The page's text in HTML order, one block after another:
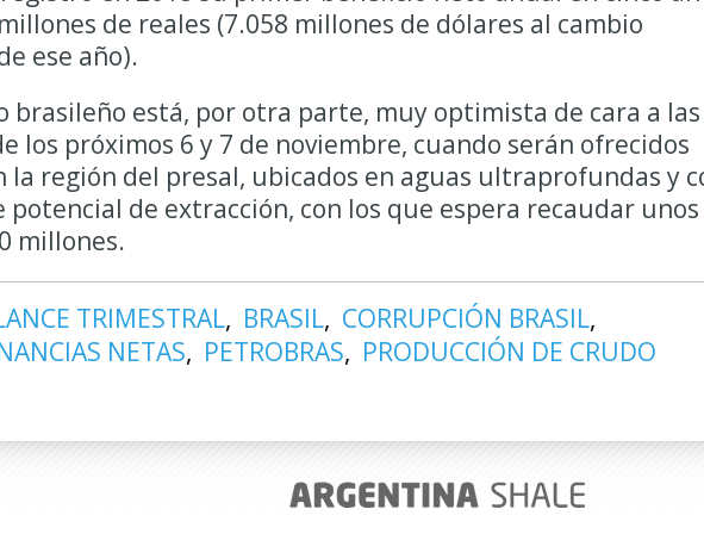
de reales (7.058 millones de dólares al cambio
ese año).
brasileño está, por otra parte, muy optimista de cara a las
los próximos 6 y 7 de noviembre, cuando serán ofrecidos
la región del presal, ubicados en aguas ultraprofundas y
potencial de extracción, con los que espera recaudar unos
millones.
TRIMESTRAL BRASIL CORRUPCIÓN BRASIL
NETAS
PETROBRAS PRODUCCIÓN DE CRUDO